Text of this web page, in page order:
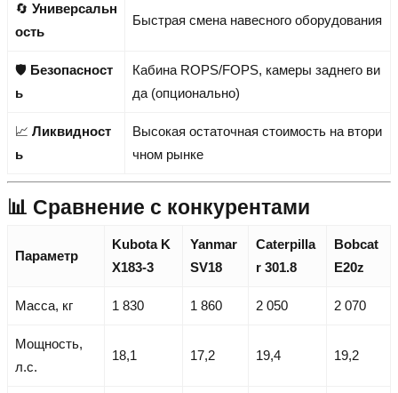
🔄 Универсальн
ость
Быстрая смена навесного оборудования
🛡️ Безопасност
ь
Кабина ROPS/FOPS, камеры заднего ви
да (опционально)
📈 Ликвидност
ь
Высокая остаточная стоимость на втори
чном рынке
📊 Сравнение с конкурентами
Параметр
Kubota K
X183-3
Yanmar
SV18
Caterpilla
r 301.8
Bobcat
E20z
Масса, кг 1 830 1 860 2 050 2 070
Мощность,
л.с.
18,1 17,2 19,4 19,2